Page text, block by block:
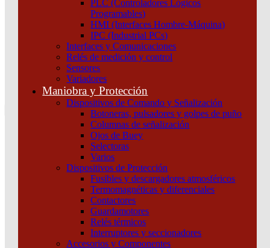
PLC (Controladores Lógicos
Programables)
HMI (Interfaces Hombre-Máquina)
IPC (Industrial PCs)
Interfaces y Comunicaciones
Relés de medición y control
Sensores
Variadores
Maniobra y Protección
Dispositivos de Comando y Señalización
Botoneras, pulsadores y golpes de puño
Columnas de señalización
Ojos de Buey
Selectoras
Varios
Dispositivos de Protección
Fusibles y descargadores atmosféricos
Termomagnéticas y diferenciales
Contactores
Guardamotores
Relés térmicos
Interruptores y seccionadores
Accesorios y Componentes
Atención por WhatsApp
Tu pedido
¿Que estas buscando hoy?
Atención telefónica
Atención por WhatsApp